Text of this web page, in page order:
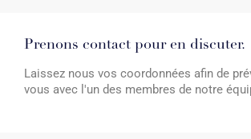
Prenons contact pour en discuter.
Laissez nous vos coordonnées afin de
vous avec l'un des membres de notre